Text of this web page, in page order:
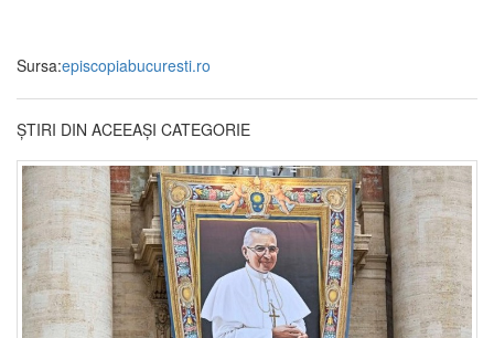
Sursa:episcopiabucuresti.ro
ȘTIRI DIN ACEEAȘI CATEGORIE